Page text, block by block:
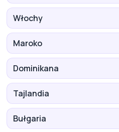
Włochy
Maroko
Dominikana
Tajlandia
Bułgaria